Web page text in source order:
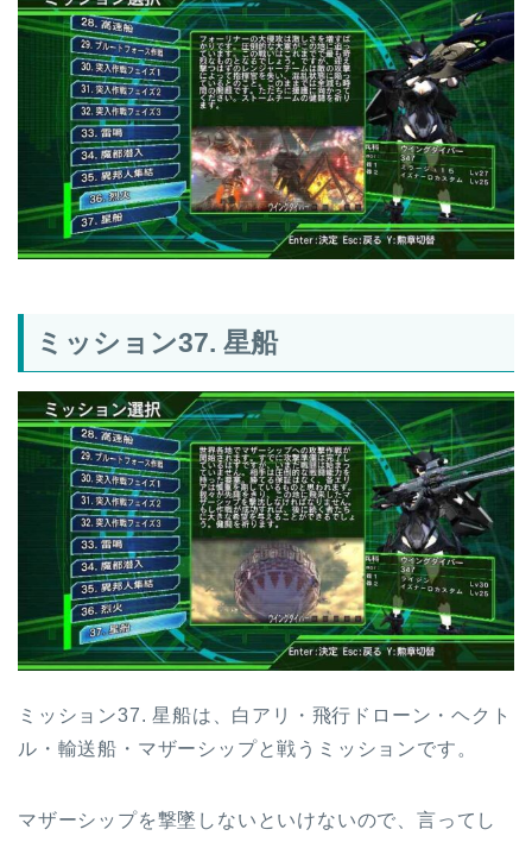
ミッション37. 星船
ミッション37. 星船は、白アリ・飛行ドローン・ヘクト
ル・輸送船・マザーシップと戦うミッションです。
マザーシップを撃墜しないといけないので、言ってし